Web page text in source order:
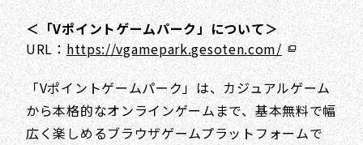
＜「Vポイントゲームパーク」について＞
URL：https://vgamepark.gesoten.com/
「Vポイントゲームパーク」は、カジュアルゲーム
から本格的なオンラインゲームまで、基本無料で幅
広く楽しめるブラウザゲームプラットフォームで